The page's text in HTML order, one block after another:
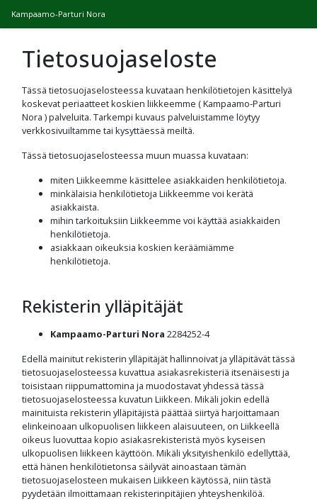
Kampaamo-Parturi Nora
Tietosuojaseloste
Tässä tietosuojaselosteessa kuvataan henkilötietojen käsittelyä
koskevat periaatteet koskien liikkeemme (Kampaamo-Parturi
Nora ) palveluita. Tarkempi kuvaus palveluistamme löytyy
verkkosivuiltamme tai kysyttäessä meiltä.
Tässä tietosuojaselosteessa muun muassa kuvataan:
miten Liikkeemme käsittelee asiakkaiden henkilötietoja.
minkälaisia henkilötietoja Liikkeemme voi kerätä
asiakkaista.
mihin tarkoituksiin Liikkeemme voi käyttää asiakkaiden
henkilötietoja.
asiakkaan oikeuksia koskien keräämiämme
henkilötietoja.
Rekisterin ylläpitäjät
Kampaamo-Parturi Nora 2284252-4
Edellä mainitut rekisterin ylläpitäjät hallinnoivat ja ylläpitävät tässä
tietosuojaselosteessa kuvattua asiakasrekisteriä itsenäisesti ja
toisistaan riippumattomina ja muodostavat yhdessä tässä
tietosuojaselosteessa kuvatun Liikkeen. Mikäli jokin edellä
mainituista rekisterin ylläpitäjistä päättää siirtyä harjoittamaan
elinkeinoaan ulkopuolisen liikkeen alaisuuteen, on Liikkeellä
oikeus luovuttaa kopio asiakasrekisteristä myös kyseisen
ulkopuolisen liikkeen käyttöön. Mikäli yksityishenkilö edellyttää,
että hänen henkilötietonsa säilyvät ainoastaan tämän
tietosuojaselosteen mukaisen Liikkeen käytössä, niin tästä
pyydetään ilmoittamaan rekisterinpitäjien yhteyshenkilöä.